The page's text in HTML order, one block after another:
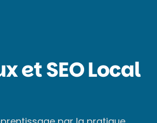
et SEO Local